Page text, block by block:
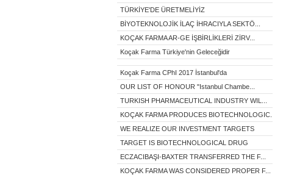
TÜRKİYE'DE ÜRETMELİYİZ
BİYOTEKNOLOJİK İLAÇ İHRACIYLA SEKTÖ...
KOÇAK FARMA AR-GE İŞBİRLİKLERİ ZİRV...
Koçak Farma Türkiye'nin Geleceğidir
Koçak Farma CPhI 2017 İstanbul'da
OUR LIST OF HONOUR "Istanbul Chambe...
TURKISH PHARMACEUTICAL INDUSTRY WIL...
KOÇAK FARMA PRODUCES BIOTECHNOLOGIC...
WE REALIZE OUR INVESTMENT TARGETS
TARGET IS BIOTECHNOLOGICAL DRUG
ECZACIBAŞI-BAXTER TRANSFERRED THE F...
KOÇAK FARMA WAS CONSIDERED PROPER F...